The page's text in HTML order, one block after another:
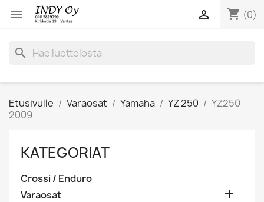
 shopping_cart (0)

search
Etusivulle Varaosat Yamaha YZ 250
YZ250
2009
KATEGORIAT
Crossi / Enduro
Varaosat
